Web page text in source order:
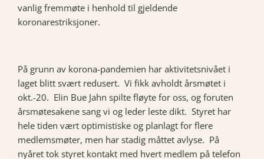
vanlig fremmøte i henhold til gjeldende
koronarestriksjoner.
På grunn av korona-pandemien har aktivitetsnivået i
laget blitt svært redusert. Vi fikk avholdt årsmøtet i
okt.-20. Elin Bue Jahn spilte fløyte for oss, og foruten
årsmøtesakene sang vi og leder leste dikt. Styret har
hele tiden vært optimistiske og planlagt for flere
medlemsmøter, men har stadig måttet avlyse. På
nyåret tok styret kontakt med hvert medlem på telefon